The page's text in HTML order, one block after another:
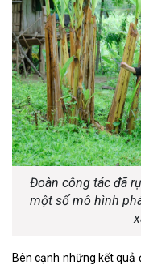
Đoàn công tác đã
một số mô hình
Bên cạnh những kết